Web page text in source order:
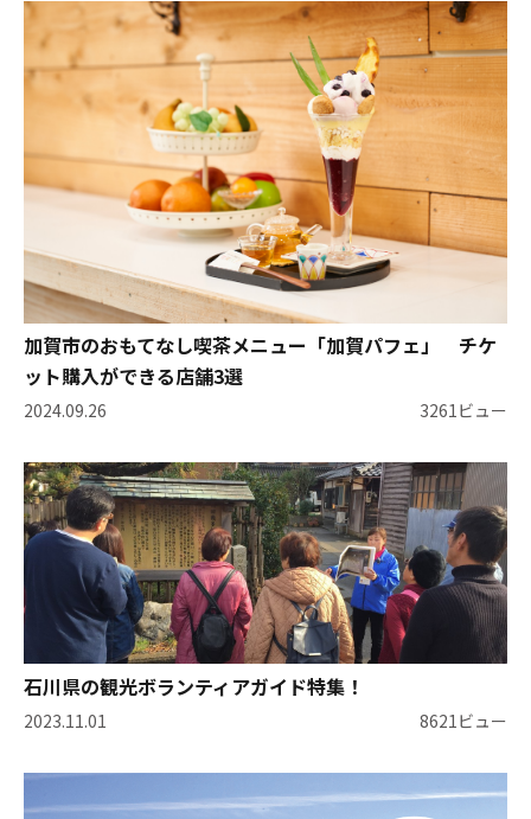
加賀市のおもてなし喫茶メニュー「加賀パフェ」 チケ
ット購入ができる店舗3選
2024.09.26 3261ビュー
石川県の観光ボランティアガイド特集！
2023.11.01 8621ビュー